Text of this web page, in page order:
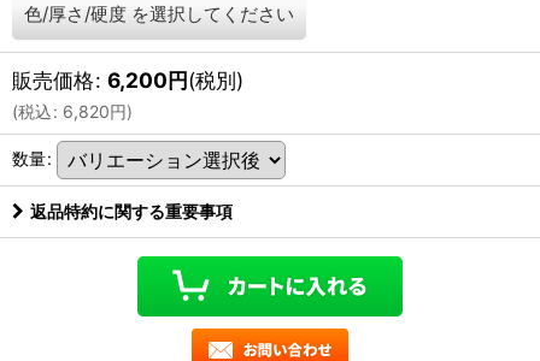
色/厚さ/硬度 を選択してください
販売価格: 6,200円(税別)
(税込: 6,820円)
数量:
返品特約に関する重要事項